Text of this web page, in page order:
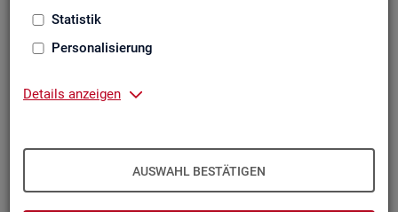
Statistik
Personalisierung
Details anzeigen
AUSWAHL BESTÄTIGEN